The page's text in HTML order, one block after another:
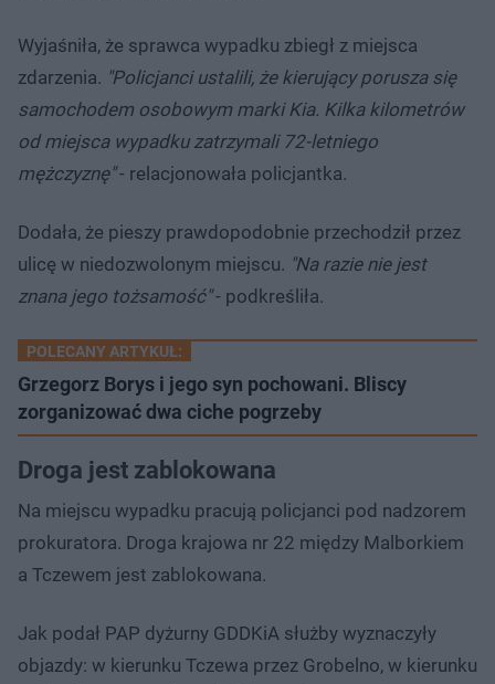
Wyjaśniła, że sprawca wypadku zbiegł z miejsca
zdarzenia. "Policjanci ustalili, że kierujący porusza się
samochodem osobowym marki Kia. Kilka kilometrów
od miejsca wypadku zatrzymali 72-letniego
mężczyznę"- relacjonowała policjantka.
Dodała, że pieszy prawdopodobnie przechodził przez
ulicę w niedozwolonym miejscu. "Na razie nie jest
znana jego tożsamość"- podkreśliła.
POLECANY ARTYKUŁ:
Grzegorz Borys i jego syn pochowani. Bliscy
zorganizować dwa ciche pogrzeby
Droga jest zablokowana
Na miejscu wypadku pracują policjanci pod nadzorem
prokuratora. Droga krajowa nr 22 między Malborkiem
a Tczewem jest zablokowana.
Jak podał PAP dyżurny GDDKiA służby wyznaczyły
objazdy: w kierunku Tczewa przez Grobelno, w kierunku